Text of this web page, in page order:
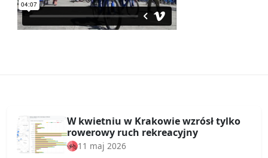
W kwietniu w Krakowie wzrósł tylko
rowerowy ruch rekreacyjny
11 maj 2026